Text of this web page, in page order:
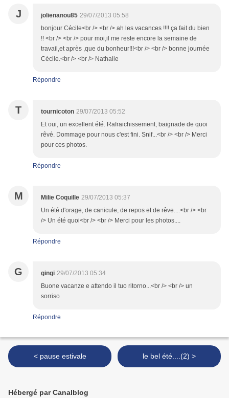
J jolienanou85 29/07/2013 05:58
bonjour Cécile<br /> <br /> ah les vacances !!!! ça fait du bien
!! <br /> <br /> pour moi,il me reste encore la semaine de
travail,et après ,que du bonheur!!!<br /> <br /> bonne journée
Cécile.<br /> <br /> Nathalie
Répondre
T tournicoton 29/07/2013 05:52
Et oui, un excellent été. Rafraichissement, baignade de quoi
rêvé. Dommage pour nous c'est fini. Snif...<br /> <br /> Merci
pour ces photos.
Répondre
M Milie Coquille 29/07/2013 05:37
Un été d'orage, de canicule, de repos et de rêve....<br /> <br
/> Un été quoi<br /> <br /> Merci pour les photos....
Répondre
G gingi 29/07/2013 05:34
Buone vacanze e attendo il tuo ritorno...<br /> <br /> un
sorriso
Répondre
< pause estivale le bel été....(2) >
Hébergé par Canalblog